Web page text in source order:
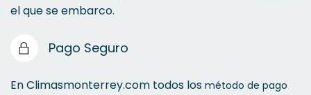
el que se embarco.
Pago Seguro
En Climasmonterrey.com todos los método de pago